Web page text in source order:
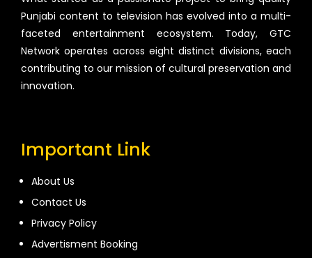
Punjabi content to television has evolved into a multi-
faceted entertainment ecosystem. Today, GTC
Network operates across eight distinct divisions, each
contributing to our mission of cultural preservation and
innovation.
Important Link
About Us
Contact Us
Privacy Policy
Advertisment Booking